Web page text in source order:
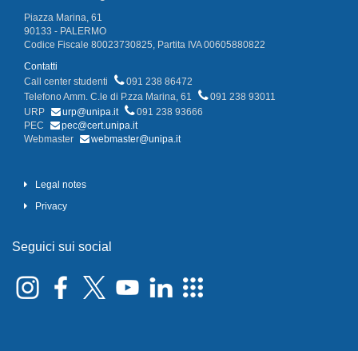
Piazza Marina, 61
90133 - PALERMO
Codice Fiscale 80023730825, Partita IVA 00605880822
Contatti
Call center studenti
091 238 86472
Telefono Amm. C.le di P.zza Marina, 61
091 238 93011
URP
urp@unipa.it
091 238 93666
PEC
pec@cert.unipa.it
Webmaster
webmaster@unipa.it
Legal notes
Privacy
Seguici sui social